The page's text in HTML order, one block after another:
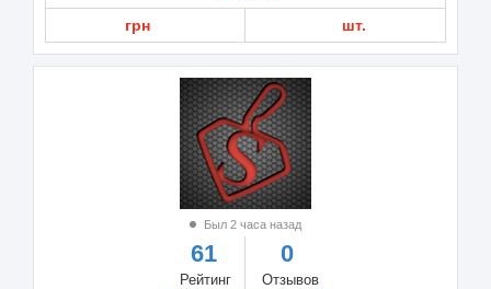
грн шт.
Был 2 часа назад
61
Рейтинг
0
Отзывов